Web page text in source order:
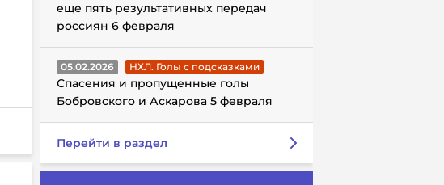
еще пять результативных передач
россиян 6 февраля
05.02.2026 НХЛ. Голы с подсказками
Спасения и пропущенные голы
Бобровского и Аскарова 5 февраля
Перейти в раздел